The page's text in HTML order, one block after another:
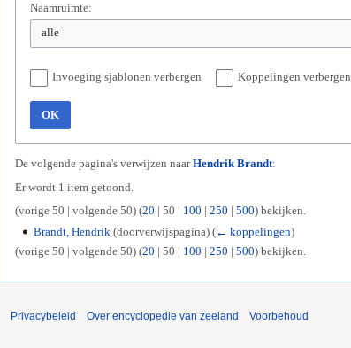
Naamruimte:
alle
Invoeging sjablonen verbergen Koppelingen verbergen
OK
De volgende pagina's verwijzen naarHendrik Brandt:
Er wordt 1 item getoond.
(vorige 50 | volgende 50) (20 | 50 | 100 | 250 | 500) bekijken.
Brandt, Hendrik(doorverwijspagina) (← koppelingen)
(vorige 50 | volgende 50) (20 | 50 | 100 | 250 | 500) bekijken.
Privacybeleid Over encyclopedie van zeeland Voorbehoud